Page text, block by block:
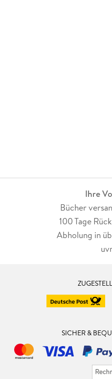
Ihre
Bücher
100 Tage
Abholung in
SICHER &